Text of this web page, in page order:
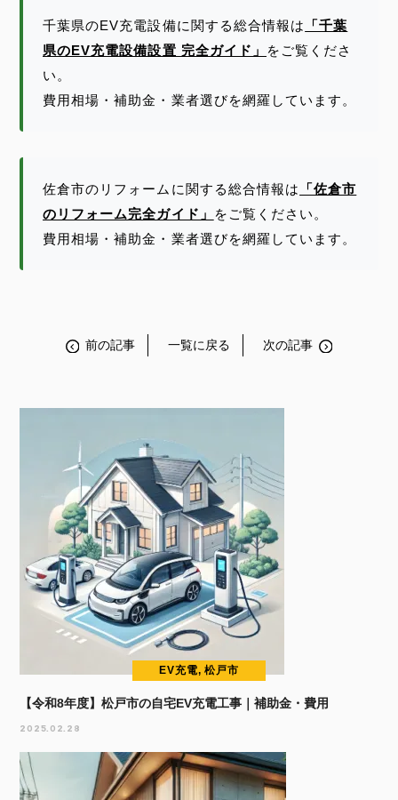
千葉県のEV充電設備に関する総合情報は
「千葉
県のEV充電設備設置 完全ガイド」
をご覧くださ
い。
費用相場・補助金・業者選びを網羅しています。
佐倉市のリフォームに関する総合情報は
「佐倉市
のリフォーム完全ガイド」
をご覧ください。
費用相場・補助金・業者選びを網羅しています。
前の記事 一覧に戻る 次の記事
EV充電, 松戸市
【令和8年度】松戸市の自宅EV充電工事｜補助金・費用
2025.02.28